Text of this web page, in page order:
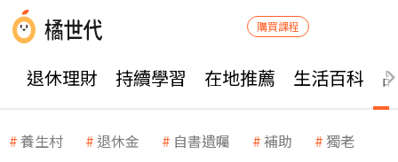
購買課程
退休理財 持續學習 在地推薦 生活百科
養生村 退休金 自書遺囑 補助 獨老